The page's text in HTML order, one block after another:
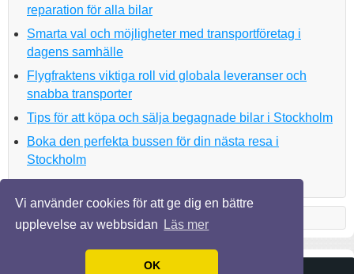
Vi använder cookies för att ge dig en bättre
upplevelse av webbsidan
Läs mer
OK
reparation för alla bilar
Smarta val och möjligheter med transportföretag i
dagens samhälle
Flygfraktens viktiga roll vid globala leveranser och
snabba transporter
Tips för att köpa och sälja begagnade bilar i Stockholm
Boka den perfekta bussen för din nästa resa i
Stockholm